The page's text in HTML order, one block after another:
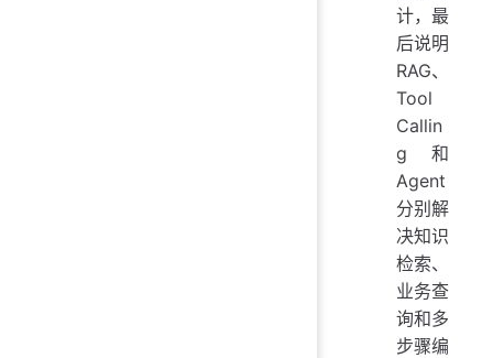
计，最
后说明
RAG、
Tool
Callin
g 和
Agent
分别解
决知识
检索、
业务查
询和多
步骤编